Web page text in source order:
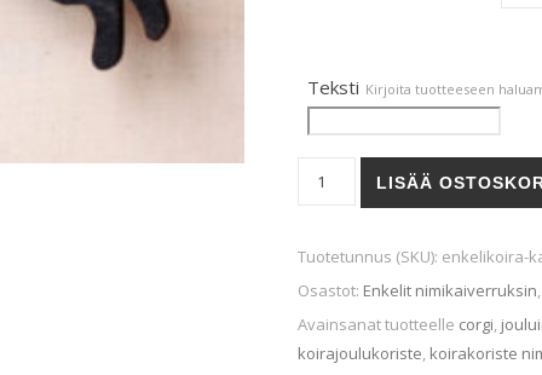
Teksti Kirjoita tuotteeseen
Enkelikoira nro. 22 määrä
LISÄÄ
Tuotetunnus (SKU): enkelikoira-
Osastot: Enkelit nimikaiverruksin
Avainsanat tuotteelle corgi,
koirajoulukoriste, koirakoriste